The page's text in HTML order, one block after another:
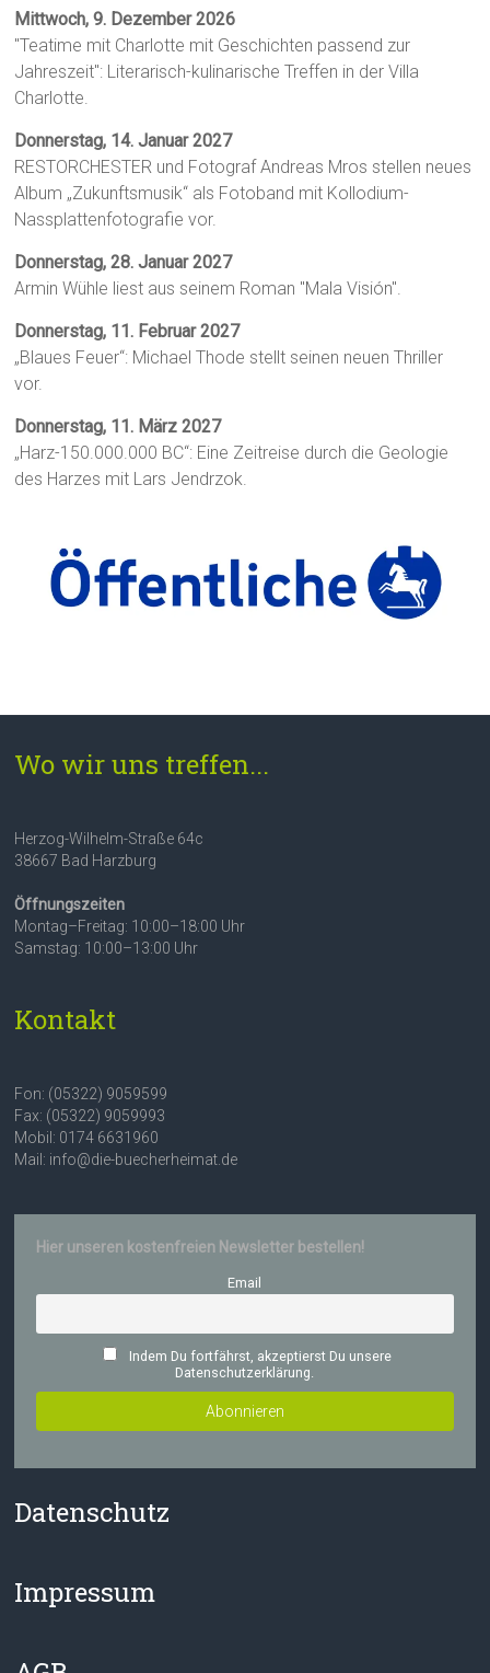
Mittwoch, 9. Dezember 2026
"Teatime mit Charlotte mit Geschichten passend zur
Jahreszeit": Literarisch-kulinarische Treffen in der Villa
Charlotte.
Donnerstag, 14. Januar 2027
RESTORCHESTER und Fotograf Andreas Mros stellen neues
Album „Zukunftsmusik“ als Fotoband mit Kollodium-
Nassplattenfotografie vor.
Donnerstag, 28. Januar 2027
Armin Wühle liest aus seinem Roman "Mala Visión".
Donnerstag, 11. Februar 2027
„Blaues Feuer“: Michael Thode stellt seinen neuen Thriller
vor.
Donnerstag, 11. März 2027
„Harz-150.000.000 BC“: Eine Zeitreise durch die Geologie
des Harzes mit Lars Jendrzok.
Wo wir uns treffen...
Herzog-Wilhelm-Straße 64c
38667 Bad Harzburg
Öffnungszeiten
Montag–Freitag: 10:00–18:00 Uhr
Samstag: 10:00–13:00 Uhr
Kontakt
Fon: (05322) 9059599
Fax: (05322) 9059993
Mobil: 0174 6631960
Mail: info@die-buecherheimat.de
Hier unseren kostenfreien Newsletter bestellen!
Email
Indem Du fortfährst, akzeptierst Du unsere
Datenschutzerklärung.
Datenschutz
Impressum